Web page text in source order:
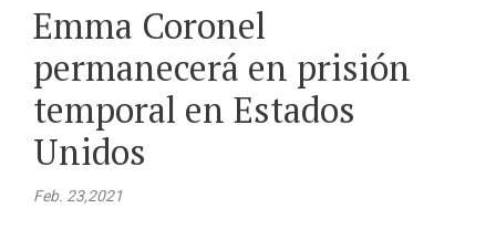
Emma Coronel
permanecerá en prisión
temporal en Estados
Unidos
Feb. 23,2021